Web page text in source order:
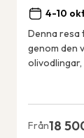
4-10
Denna resa
genom den
olivodlingar,
Från18